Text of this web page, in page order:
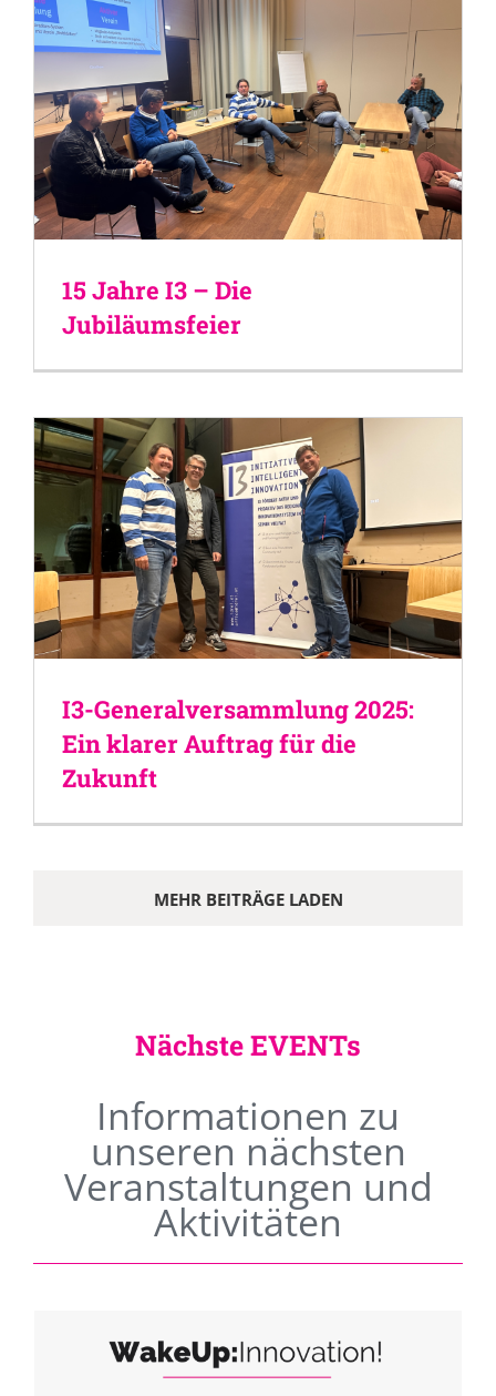
15 Jahre I3 – Die
Jubiläumsfeier
I3-Generalversammlung 2025:
Ein klarer Auftrag für die
Zukunft
MEHR BEITRÄGE LADEN
Nächste EVENTs
Informationen zu
unseren nächsten
Veranstaltungen und
Aktivitäten